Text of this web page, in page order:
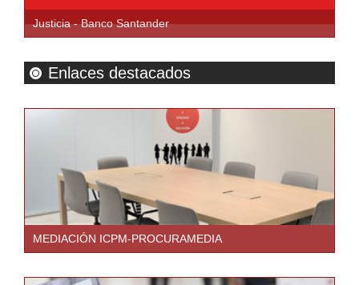
Justicia - Banco Santander
Enlaces destacados
MEDIACIÓN ICPM-PROCURAMEDIA